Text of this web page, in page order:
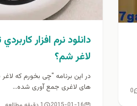
0
دانلود نرم افزار
لاغر شم؟
های لاغری جمع آوری شده...